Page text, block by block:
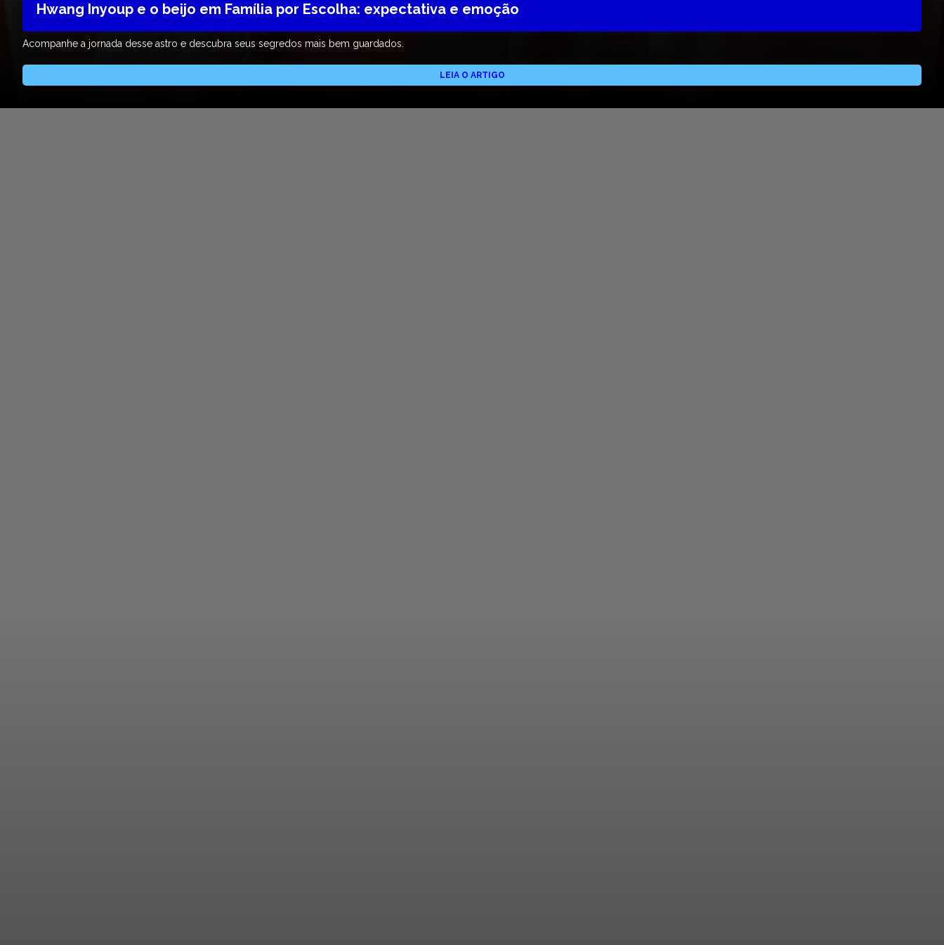
Hwang Inyoup e o beijo em Família por Escolha: expectativa e emoção
Acompanhe a jornada desse astro e descubra seus segredos mais bem guardados.
LEIA O ARTIGO